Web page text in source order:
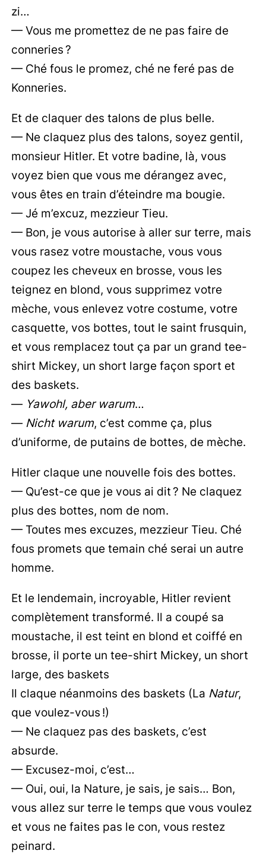
zi…
— Vous me promettez de ne pas faire de
conneries ?
— Ché fous le promez, ché ne feré pas de
Konneries.
Et de claquer des talons de plus belle.
— Ne claquez plus des talons, soyez gentil,
monsieur Hitler. Et votre badine, là, vous
voyez bien que vous me dérangez avec,
vous êtes en train d’éteindre ma bougie.
— Jé m’excuz, mezzieur Tieu.
— Bon, je vous autorise à aller sur terre, mais
vous rasez votre moustache, vous vous
coupez les cheveux en brosse, vous les
teignez en blond, vous supprimez votre
mèche, vous enlevez votre costume, votre
casquette, vos bottes, tout le saint frusquin,
et vous remplacez tout ça par un grand tee-
shirt Mickey, un short large façon sport et
des baskets.
— Yawohl, aber warum…
— Nicht warum, c’est comme ça, plus
d’uniforme, de putains de bottes, de mèche.
Hitler claque une nouvelle fois des bottes.
— Qu’est-ce que je vous ai dit ? Ne claquez
plus des bottes, nom de nom.
— Toutes mes excuzes, mezzieur Tieu. Ché
fous promets que temain ché serai un autre
homme.
Et le lendemain, incroyable, Hitler revient
complètement transformé. Il a coupé sa
moustache, il est teint en blond et coiffé en
brosse, il porte un tee-shirt Mickey, un short
large, des baskets
Il claque néanmoins des baskets (La Natur,
que voulez-vous !)
— Ne claquez pas des baskets, c’est
absurde.
— Excusez-moi, c’est…
— Oui, oui, la Nature, je sais, je sais… Bon,
vous allez sur terre le temps que vous voulez
et vous ne faites pas le con, vous restez
peinard.